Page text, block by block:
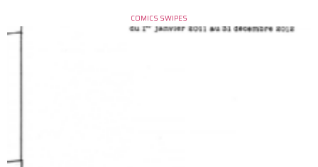
COMICS SWIPES